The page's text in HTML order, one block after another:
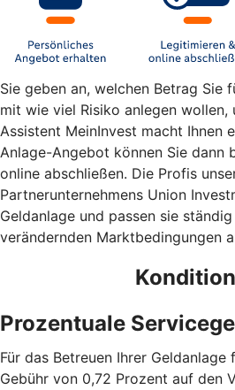
Sie geben an, welchen Betrag Sie
mit wie viel Risiko anlegen
Assistent MeinInvest macht Ihnen
Anlage-Angebot können Sie dann
online abschließen. Die Profis
Partnerunternehmens Union
Geldanlage und passen sie
verändernden Marktbedingungen
Prozentuale
Für das Betreuen Ihrer
Gebühr von 0,72 Prozent auf den